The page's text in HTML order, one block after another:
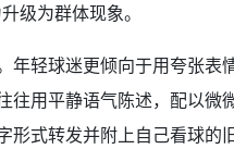
级为群体现象。
年轻球迷更倾向于用夸张表
往用平静语气陈述，配以微
式转发并附上自己看球的